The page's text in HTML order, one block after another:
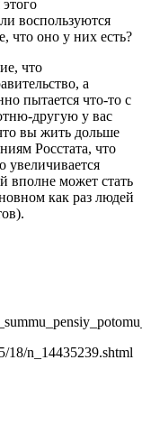
воспользуются
что оно у них есть?
что
а
пытается что-то с
другую у вас
вы жить дольше
Росстата, что
увеличивается
вполне может стать
как раз людей
18/n_14435239.shtml